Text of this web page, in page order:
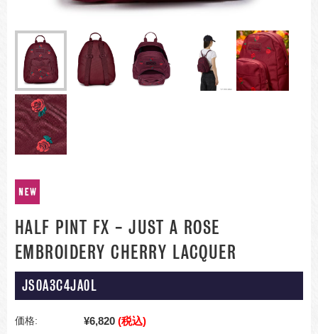
HALF PINT FX - JUST A ROSE
EMBROIDERY CHERRY LACQUER
JS0A3C4JA0L
価格: ¥6,820 (税込)